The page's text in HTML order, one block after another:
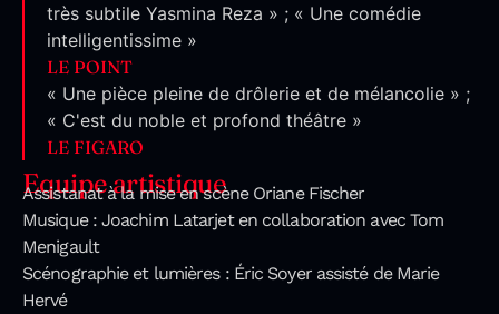
très subtile Yasmina Reza » ; « Une comédie
intelligentissime »
LE POINT
« Une pièce pleine de drôlerie et de mélancolie » ;
« C'est du noble et profond théâtre »
LE FIGARO
Equipe artistique
Assistanat à la mise en scène Oriane Fischer
Musique : Joachim Latarjet en collaboration avec Tom
Menigault
Scénographie et lumières : Éric Soyer assisté de Marie
Hervé